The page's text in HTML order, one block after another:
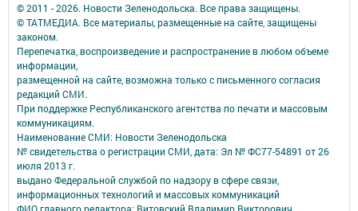
© 2011 - 2026. Новости Зеленодольска. Все права защищены.
© ТАТМЕДИА. Все материалы, размещенные на сайте, защищены
законом.
Перепечатка, воспроизведение и распространение в любом объеме
информации,
размещенной на сайте, возможна только с письменного согласия
редакций СМИ.
При поддержке Республиканского агентства по печати и массовым
коммуникациям.
Наименование СМИ: Новости Зеленодольска
№ свидетельства о регистрации СМИ, дата: Эл № ФС77-54891 от 26
июля 2013 г.
выдано Федеральной службой по надзору в сфере связи,
информационных технологий и массовых коммуникаций